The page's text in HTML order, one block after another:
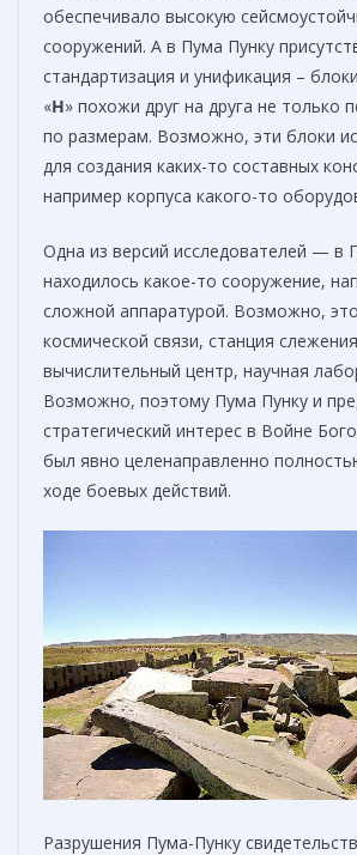
обеспечивало высокую
сооружений. А в Пума Пунку
стандартизация и унификация –
«Н» похожи друг на друга не только
по размерам. Возможно, эти блоки
для создания каких-то составных
например корпуса какого-то
Одна из версий исследователей — в
находилось какое-то сооружение,
сложной аппаратурой. Возможно,
космической связи, станция
вычислительный центр, научная
Возможно, поэтому Пума Пунку и
стратегический интерес в Войне
был явно целенаправленно
ходе боевых действий.
Разрушения Пума-Пунку